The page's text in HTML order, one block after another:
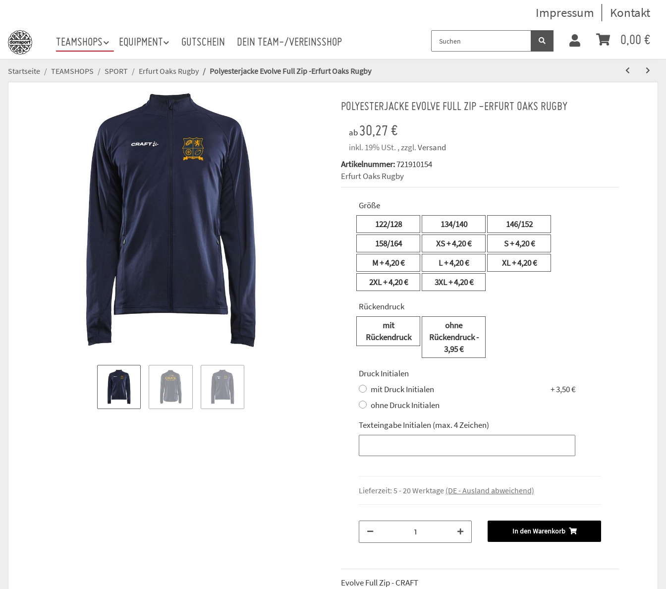
Impressum Kontakt
0,00 €
TEAMSHOPS EQUIPMENT GUTSCHEIN DEIN TEAM-/VEREINSSHOP
Startseite TEAMSHOPS SPORT Erfurt Oaks Rugby Polyesterjacke Evolve Full Zip -Erfurt Oaks Rugby
POLYESTERJACKE EVOLVE FULL ZIP -ERFURT OAKS RUGBY
ab30,27 €
inkl. 19% USt. , zzgl.Versand
Artikelnummer:721910154
Erfurt Oaks Rugby
Größe
122/128
134/140
146/152
158/164
XS+ 4,20 € S+ 4,20 €
M+ 4,20 € L+ 4,20 € XL+ 4,20 €
2XL+ 4,20 € 3XL+ 4,20 €
Rückendruck
mit
Rückendruck
ohne
Rückendruck-
3,95 €
Druck Initialen
mit Druck Initialen
+ 3,50 €
ohne Druck Initialen
Texteingabe Initialen (max. 4 Zeichen)
Lieferzeit: 5 - 20 Werktage (DE - Ausland abweichend)
In den Warenkorb
Evolve Full Zip - CRAFT